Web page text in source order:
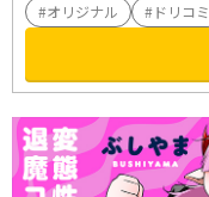
オリジナル
ドリコミ